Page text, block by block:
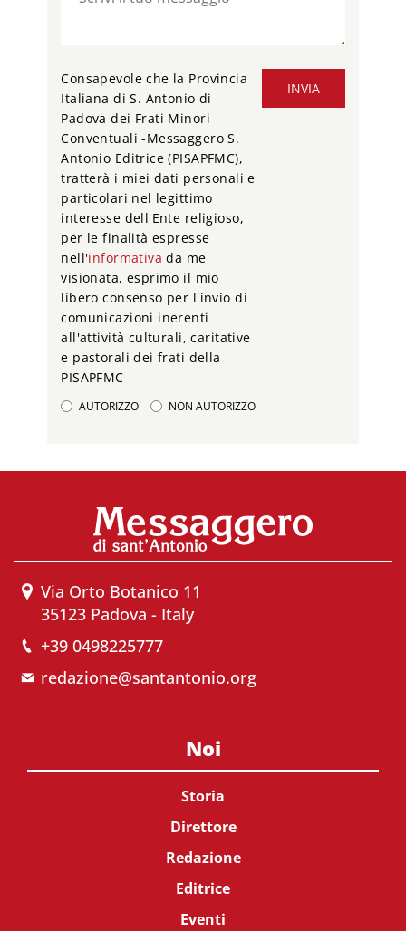
INVIA
Consapevole che la Provincia
Italiana di S. Antonio di
Padova dei Frati Minori
Conventuali -Messaggero S.
Antonio Editrice (PISAPFMC),
tratterà i miei dati personali e
particolari nel legittimo
interesse dell'Ente religioso,
per le finalità espresse
nell'informativa da me
visionata, esprimo il mio
libero consenso per l'invio di
comunicazioni inerenti
all'attività culturali, caritative
e pastorali dei frati della
PISAPFMC
AUTORIZZO NON AUTORIZZO
Via Orto Botanico 11
35123 Padova - Italy
+39 0498225777
redazione@santantonio.org
Noi
Storia
Direttore
Redazione
Editrice
Eventi